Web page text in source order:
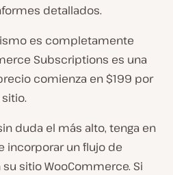
detallados.
es completamente
Subscriptions es una
comienza en $199 por
duda el más alto, tenga en
incorporar un flujo de
sitio WooCommerce. Si